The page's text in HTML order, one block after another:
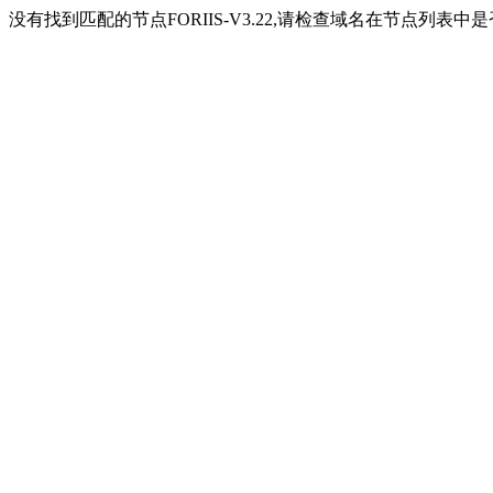
没有找到匹配的节点FORIIS-V3.22,请检查域名在节点列表中